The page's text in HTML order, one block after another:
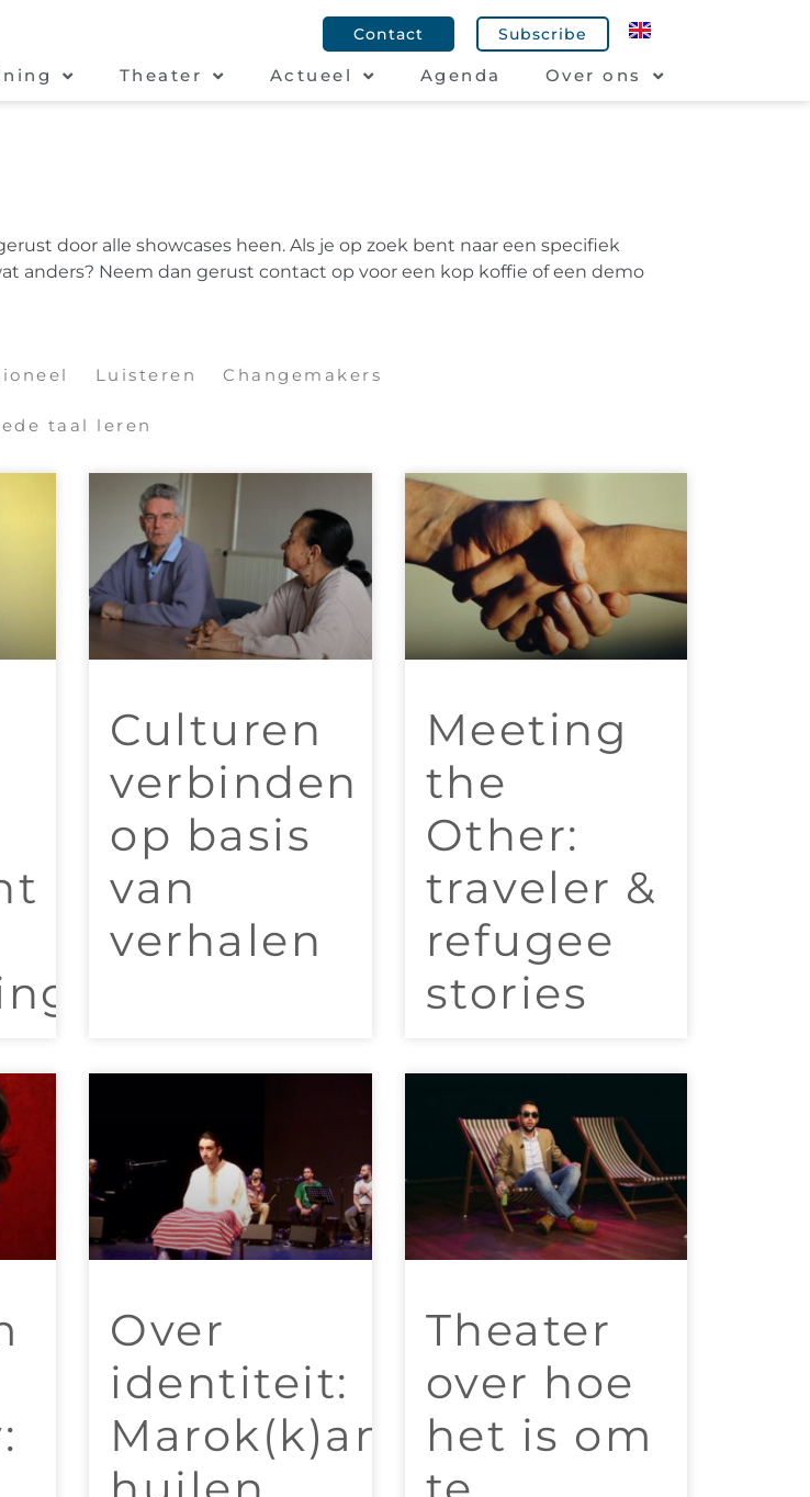
Contact Subscribe
Theater Actueel Agenda Over ons
door alle showcases heen. Als je op zoek bent naar een specifiek
anders? Neem dan gerust contact op voor een kop koffie of een demo
Luisteren Changemakers
taal leren
Culturen
verbinden
op basis
van
verhalen
Meeting
the
Other:
traveler &
refugee
stories
Over
identiteit:
Marok(k)anen
Theater
over hoe
het is om